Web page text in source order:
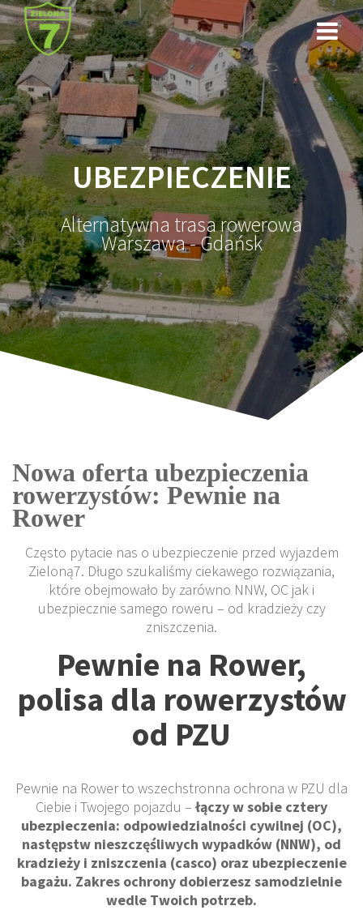
do
treści
UBEZPIECZENIE
Alternatywna trasa rowerowa
Warszawa - Gdańsk
Nowa oferta ubezpieczenia
rowerzystów: Pewnie na
Rower
Często pytacie nas o ubezpieczenie przed wyjazdem
Zieloną7. Długo szukaliśmy ciekawego rozwiązania,
które obejmowało by zarówno NNW, OC jak i
ubezpiecznie samego roweru – od kradzieży czy
zniszczenia.
Pewnie na Rower,
polisa dla rowerzystów
od PZU
Pewnie na Rower to wszechstronna ochrona w PZU dla
Ciebie i Twojego pojazdu – łączy w sobie cztery
ubezpieczenia: odpowiedzialności cywilnej (OC),
następstw nieszczęśliwych wypadków (NNW), od
kradzieży i zniszczenia (casco) oraz ubezpieczenie
bagażu. Zakres ochrony dobierzesz samodzielnie
wedle Twoich potrzeb.